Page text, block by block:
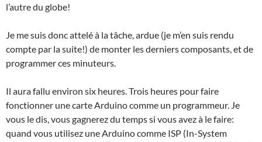
l’autre du globe!
Je me suis donc attelé à la tâche, ardue (je m’en suis rendu
compte par la suite!) de monter les derniers composants, et de
programmer ces minuteurs.
Il aura fallu environ six heures. Trois heures pour faire
fonctionner une carte Arduino comme un programmeur. Je
vous le dis, vous gagnerez du temps si vous avez à le faire:
quand vous utilisez une Arduino comme ISP (In-System